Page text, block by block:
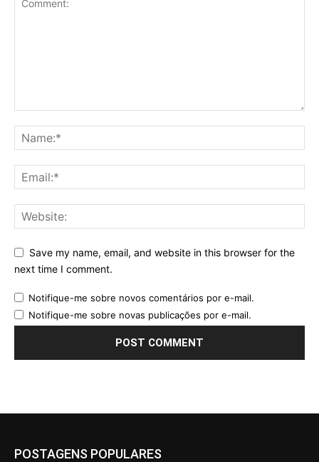
Save my name, email, and website in this browser for the
next time I comment.
Notifique-me sobre novos comentários por e-mail.
Notifique-me sobre novas publicações por e-mail.
POSTAGENS POPULARES